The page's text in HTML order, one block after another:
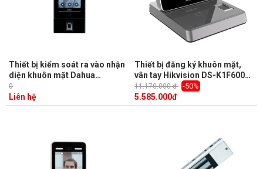
Thiết bị kiểm soát ra vào nhận
diện khuôn mặt Dahua
ASI7214X LCD 7inch IPS,
100.000 khuôn mặt
0
Liên hệ
Thiết bị đăng ký khuôn mặt,
vân tay Hikvision DS-K1F600U-
D6E-F 2MP, công nghệ chống
giả mạo khuôn mặt
11.170.000 đ -50%
5.585.000đ